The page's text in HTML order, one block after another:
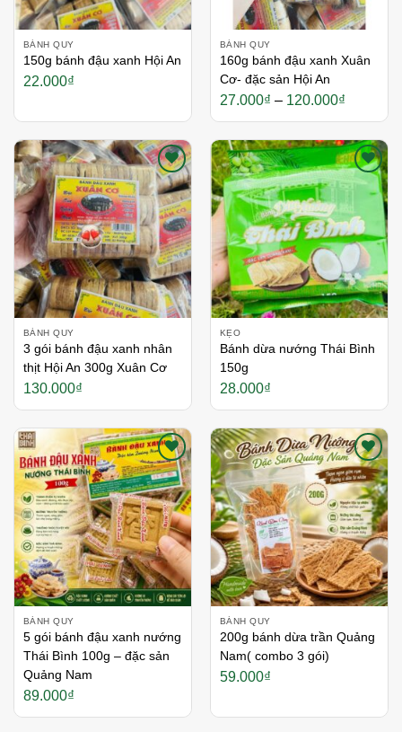
BÁNH QUY
150g bánh đậu xanh Hội An
22.000₫
BÁNH QUY
160g bánh đậu xanh Xuân
Cơ- đặc sản Hội An
27.000₫ – 120.000₫Khoảng
27.000₫
đến
Thích
BÁNH QUY
3 gói bánh đậu xanh nhân
thịt Hội An 300g Xuân Cơ
130.000₫
Thích
KẸO
Bánh dừa nướng Thái Bình
150g
28.000₫
Thích
BÁNH QUY
5 gói bánh đậu xanh nướng
Thái Bình 100g – đặc sản
Quảng Nam
89.000₫
Thích
BÁNH QUY
200g bánh dừa trần Quảng
Nam( combo 3 gói)
59.000₫